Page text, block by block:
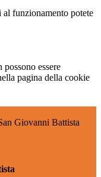
al funzionamento potete
essere
pagina della cookie
Giovanni Battista